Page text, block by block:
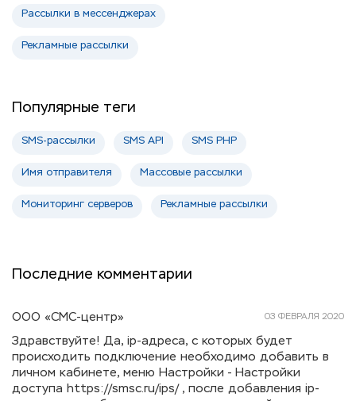
Рассылки в мессенджерах
Рекламные рассылки
Популярные теги
SMS-рассылки SMS API SMS PHP
Имя отправителя Массовые рассылки
Мониторинг серверов Рекламные рассылки
Последние комментарии
03 ФЕВРАЛЯ 2020
ООО «СМС-центр»
Здравствуйте! Да, ip-адреса, с которых будет
происходить подключение необходимо добавить в
личном кабинете, меню Настройки - Настройки
доступа https://smsc.ru/ips/ , после добавления ip-